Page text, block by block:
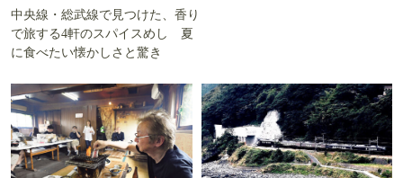
中央線・総武線で見つけた、香り
で旅する4軒のスパイスめし 夏
に食べたい懐かしさと驚き